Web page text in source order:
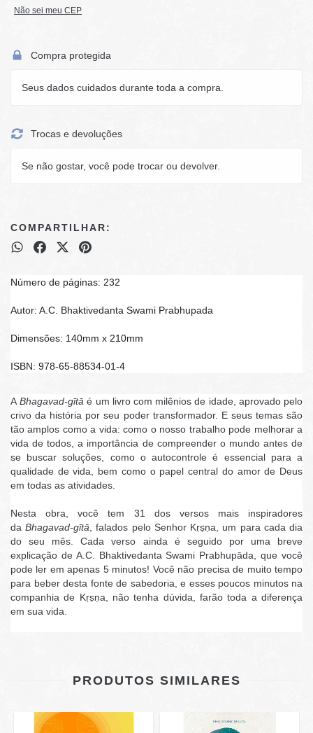
Não sei meu CEP
Compra protegida
Seus dados cuidados durante toda a compra.
Trocas e devoluções
Se não gostar, você pode trocar ou devolver.
COMPARTILHAR:
Número de páginas: 232
Autor: A.C. Bhaktivedanta Swami Prabhupada
Dimensões: 140mm x 210mm
ISBN: 978-65-88534-01-4
ABhagavad-gītā é um livro com milênios de idade, aprovado pelo
crivo da história por seu poder transformador. E seus temas são
tão amplos como a vida: como o nosso trabalho pode melhorar a
vida de todos, a importância de compreender o mundo antes de
se buscar soluções, como o autocontrole é essencial para a
qualidade de vida, bem como o papel central do amor de Deus
em todas as atividades.
Nesta obra, você tem 31 dos versos mais inspiradores
daBhagavad-gītā , falados pelo Senhor Kṛṣṇa, um para cada dia
do seu mês. Cada verso ainda é seguido por uma breve
explicação de A.C. Bhaktivedanta Swami Prabhupāda, que você
pode ler em apenas 5 minutos! Você não precisa de muito tempo
para beber desta fonte de sabedoria, e esses poucos minutos na
companhia de Kṛṣṇa, não tenha dúvida, farão toda a diferença
em sua vida.
PRODUTOS SIMILARES